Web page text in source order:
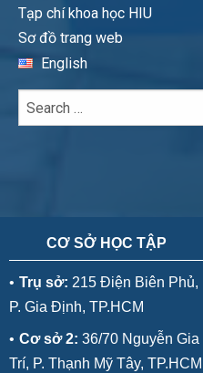
Tạp chí khoa học HIU
Sơ đồ trang web
English
CƠ SỞ HỌC TẬP
• Trụ sở: 215 Điện Biên Phủ,
P. Gia Định, TP.HCM
• Cơ sở 2: 36/70 Nguyễn Gia
Trí, P. Thạnh Mỹ Tây, TP.HCM